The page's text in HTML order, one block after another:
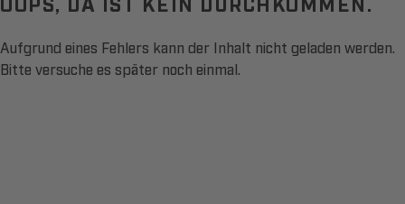
Aufgrund eines Fehlers kann der Inhalt nicht geladen werden.
Bitte versuche es später noch einmal.